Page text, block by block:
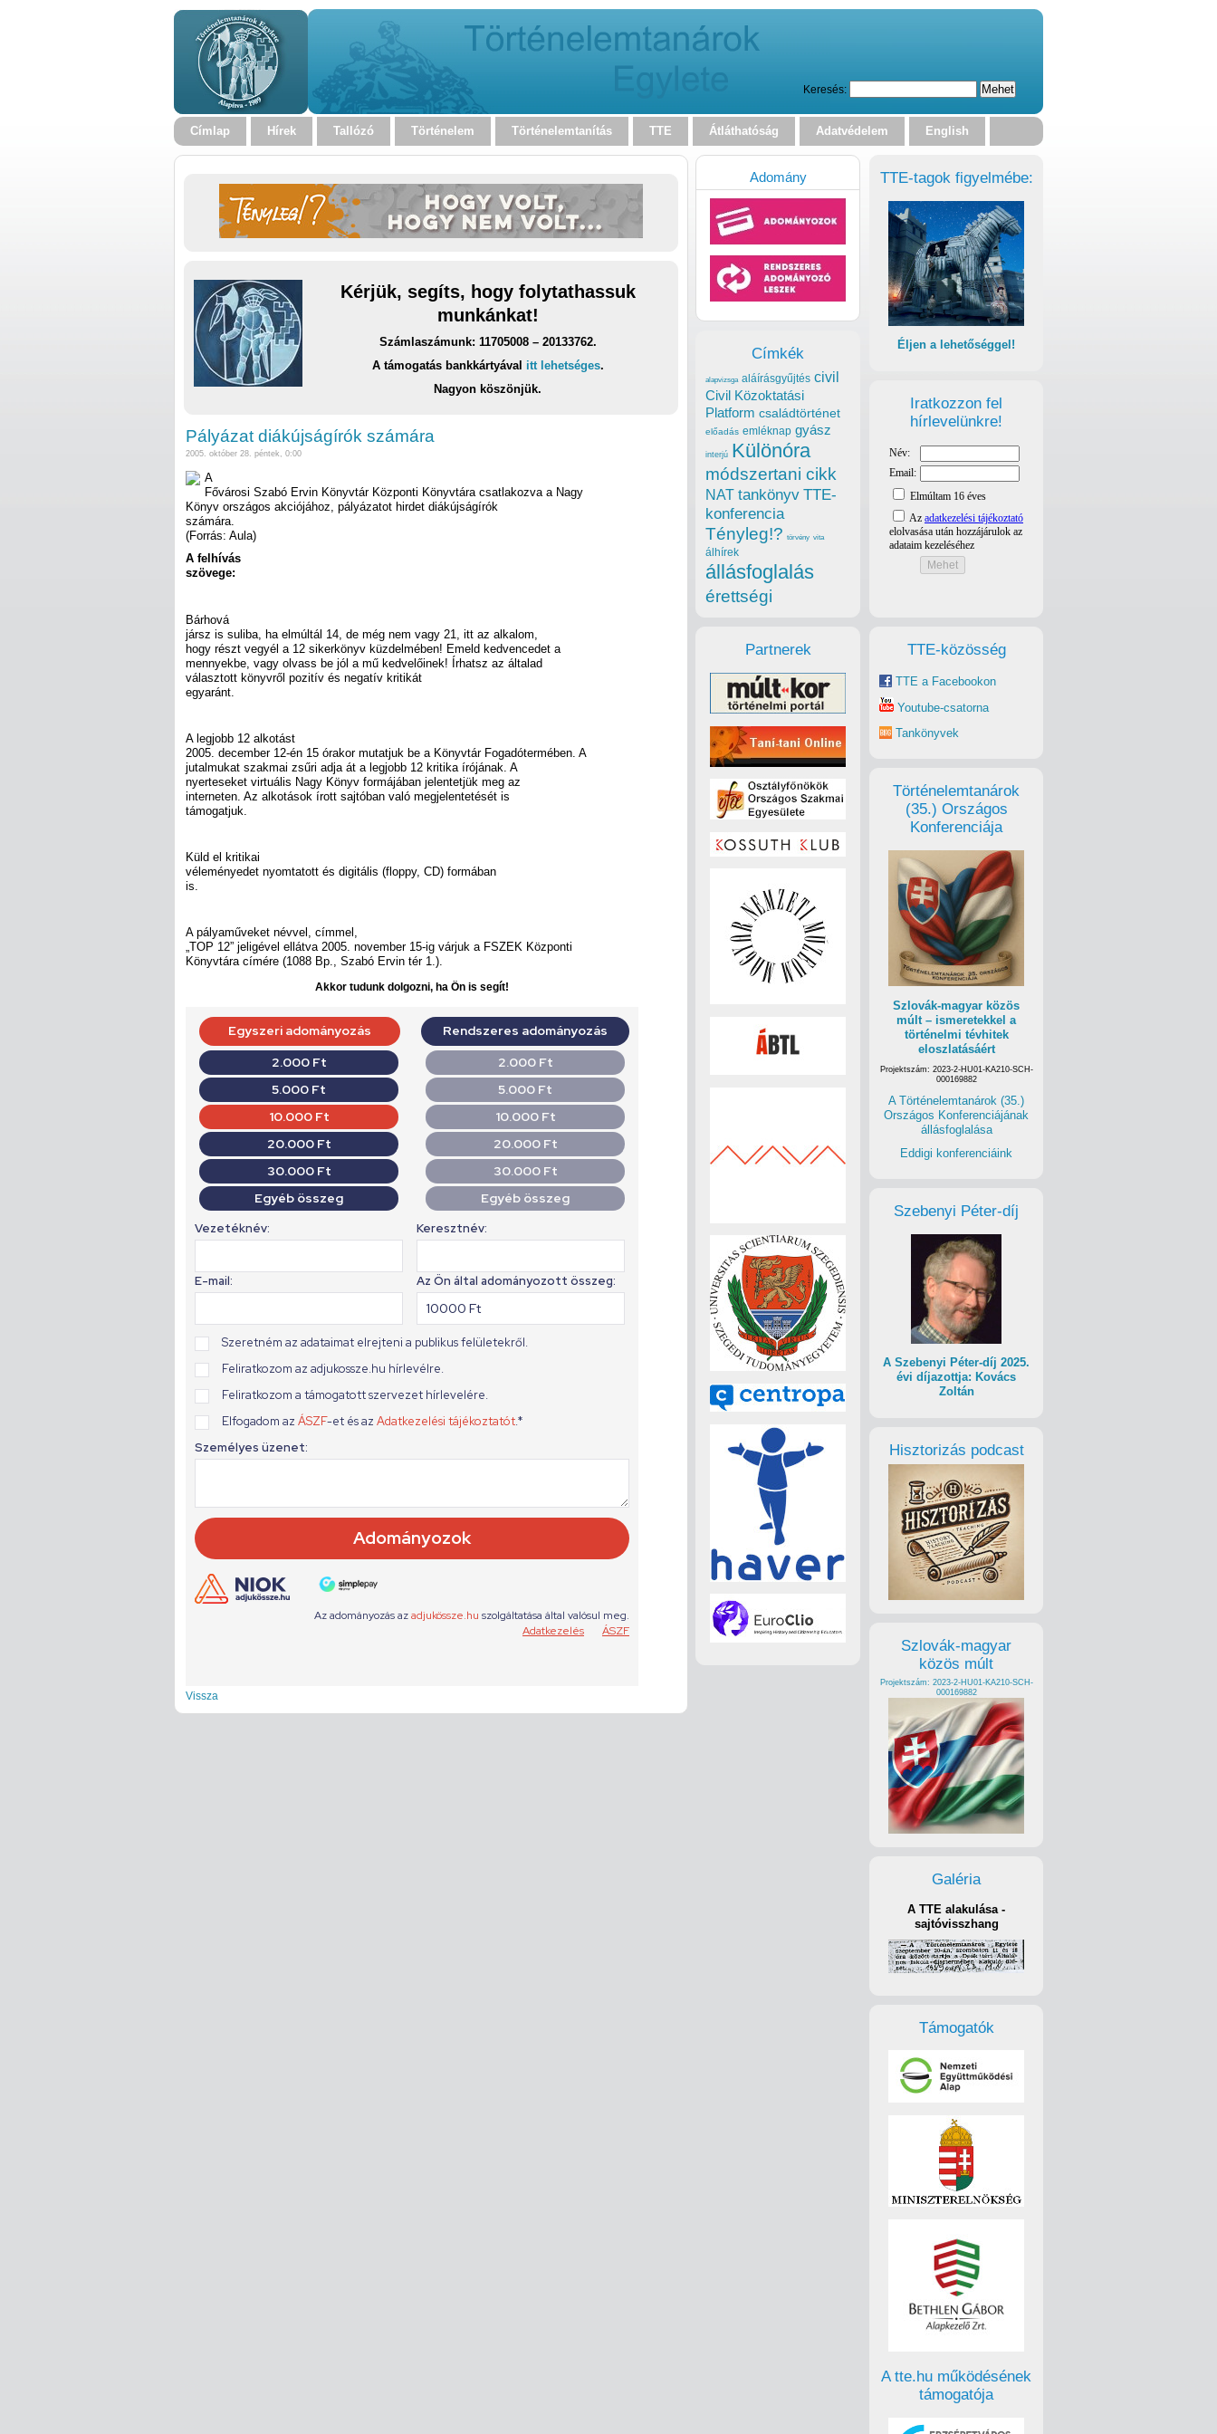
Keresés:
Címlap Hírek Tallózó Történelem Történelemtanítás TTE Átláthatóság Adatvédelem English
Kérjük, segíts, hogy folytathassuk
munkánkat!
Számlaszámunk: 11705008 – 20133762.
A támogatás bankkártyával itt lehetséges.
Nagyon köszönjük.
Pályázat diákújságírók számára
2005. október 28. péntek, 0:00
A
Fővárosi Szabó Ervin Könyvtár Központi Könyvtára csatlakozva a Nagy
Könyv országos akciójához, pályázatot hirdet diákújságírók
számára.
(Forrás: Aula)
A felhívás
szövege:
Bárhová
jársz is suliba, ha elmúltál 14, de még nem vagy 21, itt az alkalom,
hogy részt vegyél a 12 sikerkönyv küzdelmében! Emeld kedvencedet a
mennyekbe, vagy olvass be jól a mű kedvelőinek! Írhatsz az általad
választott könyvről pozitív és negatív kritikát
egyaránt.
A legjobb 12 alkotást
2005. december 12-én 15 órakor mutatjuk be a Könyvtár Fogadótermében. A
jutalmukat szakmai zsűri adja át a legjobb 12 kritika írójának. A
nyerteseket virtuális Nagy Könyv formájában jelentetjük meg az
interneten. Az alkotások írott sajtóban való megjelentetését is
támogatjuk.
Küld el kritikai
véleményedet nyomtatott és digitális (floppy, CD) formában
is.
A pályaműveket névvel, címmel,
„TOP 12” jeligével ellátva 2005. november 15-ig várjuk a FSZEK Központi
Könyvtára címére (1088 Bp., Szabó Ervin tér 1.).
Akkor tudunk dolgozni, ha Ön is segít!
Vissza
TTE-tagok figyelmébe:
Éljen a lehetőséggel!
Iratkozzon fel
hírlevelünkre!
TTE-közösség
TTE a Facebookon
Youtube-csatorna
Tankönyvek
Történelemtanárok
(35.) Országos
Konferenciája
Szlovák-magyar közös
múlt – ismeretekkel a
történelmi tévhitek
eloszlatásáért
Projektszám: 2023-2-HU01-KA210-SCH-
000169882
A Történelemtanárok (35.)
Országos Konferenciájának
állásfoglalása
Eddigi konferenciáink
Szebenyi Péter-díj
A Szebenyi Péter-díj 2025.
évi díjazottja: Kovács
Zoltán
Hisztorizás podcast
Szlovák-magyar
közös múlt
Projektszám: 2023-2-HU01-KA210-SCH-
000169882
Galéria
A TTE alakulása -
sajtóvisszhang
Támogatók
A tte.hu működésének
támogatója
Adomány
Címkék
alapvizsga aláírásgyűjtés civil
Civil Közoktatási
Platform családtörténet
előadás emléknap gyász
interjú Különóra
módszertani cikk
NAT tankönyv TTE-
konferencia
Tényleg!? törvény vita
álhírek
állásfoglalás
érettségi
Partnerek